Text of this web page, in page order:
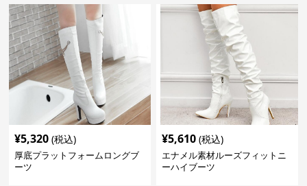
¥5,320 (税込)
厚底プラットフォームロングブ
ーツ
¥5,610 (税込)
エナメル素材ルーズフィットニ
ーハイブーツ